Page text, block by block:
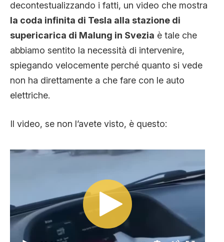
decontestualizzando i fatti, un video che mostra
la coda infinita di Tesla alla stazione di
supericarica di Malung in Svezia è tale che
abbiamo sentito la necessità di intervenire,
spiegando velocemente perché quanto si vede
non ha direttamente a che fare con le auto
elettriche.
Il video, se non l’avete visto, è questo: